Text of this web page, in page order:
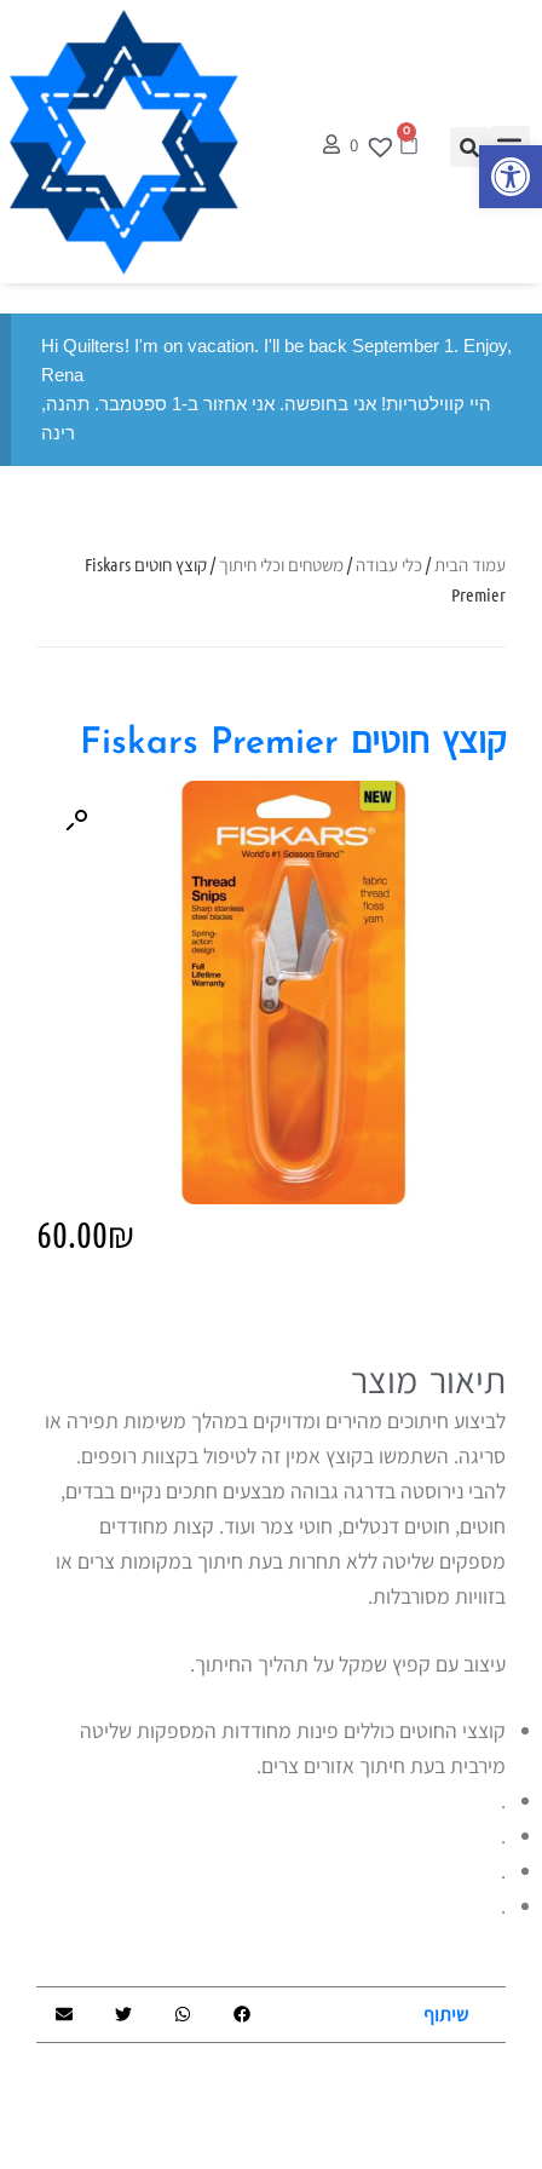
פתח סרגל נגישות
0
0
Hi Quilters! I'm on vacation. I'll be back September 1. Enjoy,
Rena
היי קווילטריות! אני בחופשה. אני אחזור ב-1 ספטמבר. תהנה,
רינה
עמוד הבית/כלי עבודה/משטחים וכלי חיתוך
/ קוצץ חוטים Fiskars
Premier
קוצץ חוטים Fiskars Premier
60.00₪
תיאור מוצר
לביצוע חיתוכים מהירים ומדויקים במהלך משימות תפירה או
סריגה. השתמשו בקוצץ אמין זה לטיפול בקצוות רופפים.
להבי נירוסטה בדרגה גבוהה מבצעים חתכים נקיים בבדים,
חוטים, חוטים דנטלים, חוטי צמר ועוד. קצות מחודדים
מספקים שליטה ללא תחרות בעת חיתוך במקומות צרים או
בזוויות מסורבלות.
עיצוב עם קפיץ שמקל על תהליך החיתוך.
קוצצי החוטים כוללים פינות מחודדות המספקות שליטה
מירבית בעת חיתוך אזורים צרים.
.
.
.
.
שיתוף